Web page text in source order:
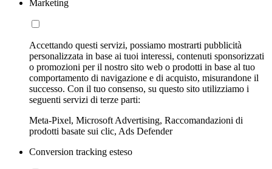
Marketing
Accettando questi servizi, possiamo mostrarti pubblicità
personalizzata in base ai tuoi interessi, contenuti sponsorizzati
o promozioni per il nostro sito web o prodotti in base al tuo
comportamento di navigazione e di acquisto, misurandone il
successo. Con il tuo consenso, su questo sito utilizziamo i
seguenti servizi di terze parti:
Meta-Pixel, Microsoft Advertising, Raccomandazioni di
prodotti basate sui clic, Ads Defender
Conversion tracking esteso